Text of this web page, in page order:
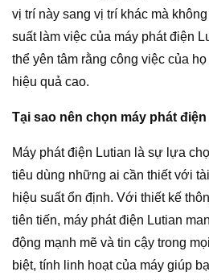
vị trí này sang vị trí khác mà
suất làm việc của máy phát điện
thể yên tâm rằng công việc của
hiệu quả cao.
Tại sao nên chọn máy phát
Máy phát điện Lutian là sự lựa
tiêu dùng những ai cần thiết với
hiệu suất ổn định. Với thiết kế
tiên tiến, máy phát điện Lutian
động mạnh mẽ và tin cậy trong
biệt, tính linh hoạt của máy giúp